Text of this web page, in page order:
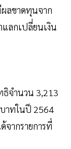
ลขาดทุนจาก
ลกเปลี่ยนเงิน
จำนวน 3,213
าทในปี 2564
จากรายการที่